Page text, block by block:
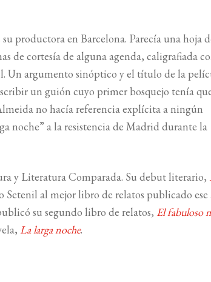
productora en Barcelona. Parecía una hoja
de cortesía de alguna agenda, caligrafiada
Un argumento sinóptico y el título de la
un guión cuyo primer bosquejo tenía
no hacía referencia explícita a ningún
noche” a la resistencia de Madrid durante la
y Literatura Comparada. Su debut literario,
al mejor libro de relatos publicado ese
su segundo libro de relatos, El fabuloso
La larga noche.